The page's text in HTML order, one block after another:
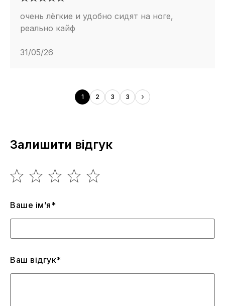
очень лёгкие и удобно сидят на ноге,
реально кайф
31/05/26
1 2 3 3
Залишити відгук
Ваше ім’я*
Ваш відгук*